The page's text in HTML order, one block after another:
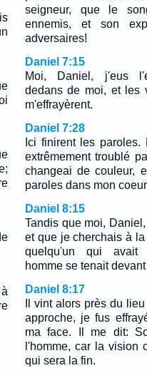
seigneur, que le
ennemis, et son
adversaires!
Daniel 7:15
Moi, Daniel, j'eus
dedans de moi, et les
m'effrayèrent.
Daniel 7:28
Ici finirent les
extrêmement troublé
changeai de couleur,
paroles dans mon
Daniel 8:15
Tandis que moi,
et que je cherchais à
quelqu'un qui avait
homme se tenait
Daniel 8:17
Il vint alors près du
approche, je fus
ma face. Il me dit:
l'homme, car la vision
qui sera la fin.